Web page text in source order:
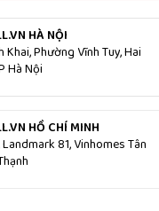
HÀ NỘI
Khai, Phường Vĩnh Tuy, Hai
Hà Nội
HỒ CHÍ MINH
Landmark 81, Vinhomes Tân